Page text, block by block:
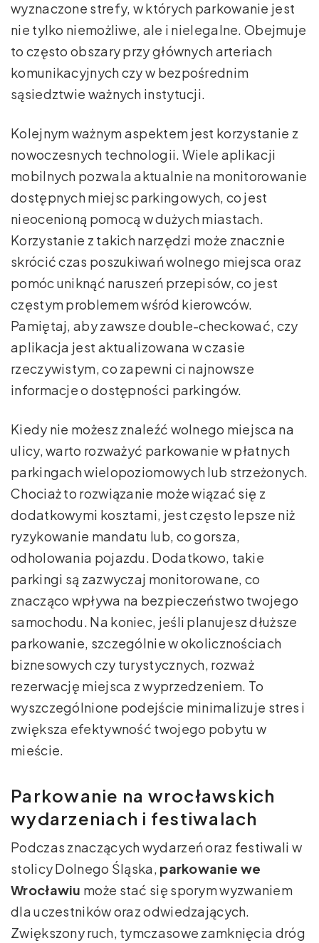
wyznaczone strefy, w których parkowanie jest
nie tylko niemożliwe, ale i nielegalne. Obejmuje
to często obszary przy głównych arteriach
komunikacyjnych czy w bezpośrednim
sąsiedztwie ważnych instytucji.
Kolejnym ważnym aspektem jest korzystanie z
nowoczesnych technologii. Wiele aplikacji
mobilnych pozwala aktualnie na monitorowanie
dostępnych miejsc parkingowych, co jest
nieocenioną pomocą w dużych miastach.
Korzystanie z takich narzędzi może znacznie
skrócić czas poszukiwań wolnego miejsca oraz
pomóc uniknąć naruszeń przepisów, co jest
częstym problemem wśród kierowców.
Pamiętaj, aby zawsze double-checkować, czy
aplikacja jest aktualizowana w czasie
rzeczywistym, co zapewni ci najnowsze
informacje o dostępności parkingów.
Kiedy nie możesz znaleźć wolnego miejsca na
ulicy, warto rozważyć parkowanie w płatnych
parkingach wielopoziomowych lub strzeżonych.
Chociaż to rozwiązanie może wiązać się z
dodatkowymi kosztami, jest często lepsze niż
ryzykowanie mandatu lub, co gorsza,
odholowania pojazdu. Dodatkowo, takie
parkingi są zazwyczaj monitorowane, co
znacząco wpływa na bezpieczeństwo twojego
samochodu. Na koniec, jeśli planujesz dłuższe
parkowanie, szczególnie w okolicznościach
biznesowych czy turystycznych, rozważ
rezerwację miejsca z wyprzedzeniem. To
wyszczególnione podejście minimalizuje stres i
zwiększa efektywność twojego pobytu w
mieście.
Parkowanie na wrocławskich
wydarzeniach i festiwalach
Podczas znaczących wydarzeń oraz festiwali w
stolicy Dolnego Śląska, parkowanie we
Wrocławiu może stać się sporym wyzwaniem
dla uczestników oraz odwiedzających.
Zwiększony ruch, tymczasowe zamknięcia dróg